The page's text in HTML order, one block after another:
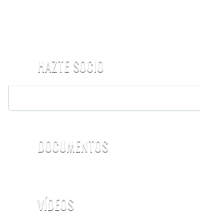
HAZTE SOCIO
DOCUMENTOS
VÍDEOS